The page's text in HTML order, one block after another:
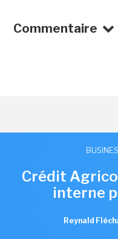
Commentaire
Crédit
interne
Reynald